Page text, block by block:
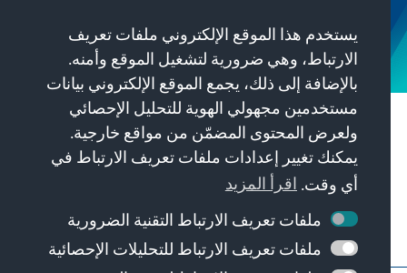
Jetzt abonnieren
مهمتنا
معلومات الاتصال
عروض أخرى من المؤسسة
يستخدم هذا الموقع الإلكتروني ملفات تعريف
الارتباط، وهي ضرورية لتشغيل الموقع وأمنه.
بالإضافة إلى ذلك، يجمع الموقع الإلكتروني بيانات
مستخدمين مجهولي الهوية للتحليل الإحصائي
ولعرض المحتوى المضمّن من مواقع خارجية.
يمكنك تغيير إعدادات ملفات تعريف الارتباط في
أي وقت. اقرأ المزيد
ملفات تعريف الارتباط التقنية الضرورية
ملفات تعريف الارتباط للتحليلات الإحصائية